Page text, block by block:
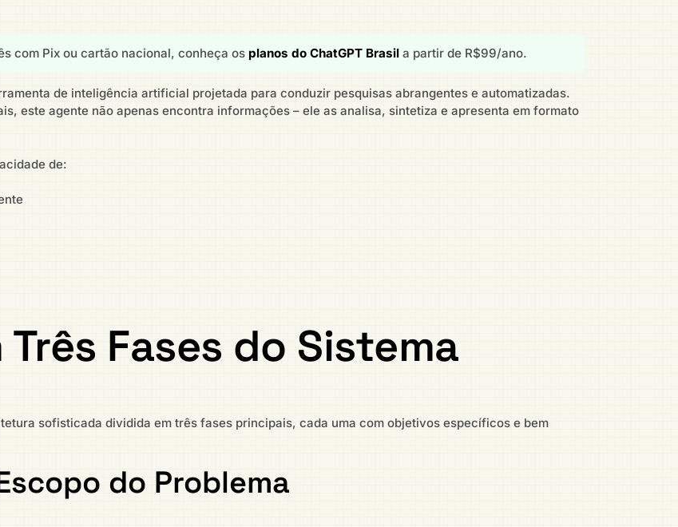
com Pix ou cartão nacional, conheça os planos do ChatGPT Brasil a partir de R$99/ano.
de inteligência artificial projetada para conduzir pesquisas abrangentes e automatizadas.
este agente não apenas encontra informações – ele as analisa, sintetiza e apresenta em formato
de:
Fases do Sistema
sofisticada dividida em três fases principais, cada uma com objetivos específicos e bem
do Problema